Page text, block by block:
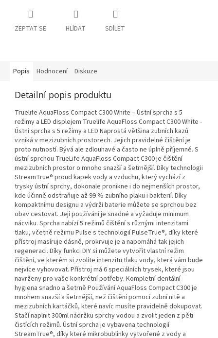
ZEPTAT SE HLÍDAT SDÍLET
Popis Hodnocení Diskuze
Detailní popis produktu
Truelife AquaFloss Compact C300 White – Ústní sprcha s 5
režimy a LED displejem Truelife AquaFloss Compact C300 White -
Ústní sprcha s 5 režimy a LED Naprostá většina zubních kazů
vzniká v mezizubních prostorech. Jejich pravidelné čištění je
proto nutností. Bývá ale zdlouhavé a často ne úplně příjemné. S
ústní sprchou TrueLife AquaFloss Compact C300 je čištění
mezizubních prostor o mnoho snazší a šetrnější. Díky technologii
StreamTrue® proud kapek vody a vzduchu, který vychází z
trysky ústní sprchy, dokonale pronikne i do nejmenších prostor,
kde účinně odstraňuje až 99 % zubního plaku i bakterií. Díky
kompaktnímu designu a výdrži baterie můžete se sprchou bez
obav cestovat. Její používání je snadné a vyžaduje minimum
nácviku. Sprcha nabízí 5 režimů čištění s různými intenzitami
tlaku, včetně režimu Pulse s technologií PulseTrue®, díky které
přístroj masíruje dásně, prokrvuje je a napomáhá tak jejich
regeneraci. Díky funkci DIY si můžete vytvořit vlastní režim
čištění, ve kterém si zvolíte intenzitu tlaku vody, která vám bude
nejvíce vyhovovat. Přístroj má 6 speciálních trysek, které jsou
navrženy pro vaše konkrétní potřeby. Kompletní dentální
hygiena snadno a šetrně Používání AquaFloss Compact C300 je
mnohem snazší a šetrnější, než čištění pomocí zubní nitě a
mezizubních kartáčků, které navíc musíte pravidelně dokupovat.
Stačí naplnit 300ml nádržku sprchy vodou a zvolit jeden z pěti
čistících režimů. Ústní sprcha je vybavena technologií
StreamTrue®, díky které mikrobublinky vytvořené z vody a